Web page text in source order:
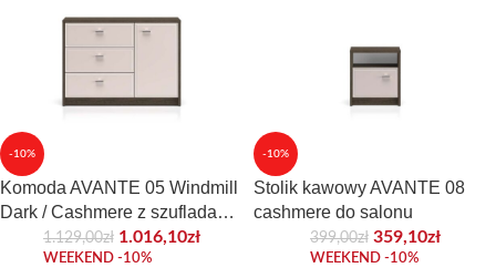
-10%
Komoda AVANTE 05 Windmill
Dark / Cashmere z szufladami
do salonu
1.129,00zł 1.016,10zł
WEEKEND -10%
-10%
Stolik kawowy AVANTE 08
cashmere do salonu
399,00zł 359,10zł
WEEKEND -10%